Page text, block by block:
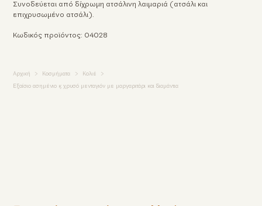
Συνοδεύεται από δίχρωμη ατσάλινη λαιμαριά (ατσάλι και
επιχρυσωμένο ατσάλι).
Κωδικός προϊόντος: 04028
Αρχική Κοσμήματα Κολιέ
Εξαίσιο ασημένιο & χρυσό μενταγιόν με μαργαριτάρι και διαμάντια